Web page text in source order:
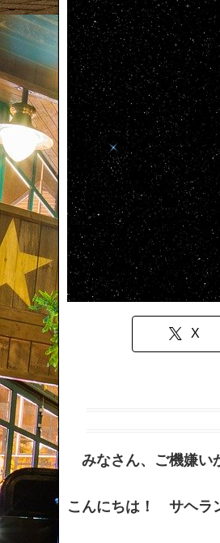
X
みなさん、ご機嫌い
こんにちは！ サヘラ